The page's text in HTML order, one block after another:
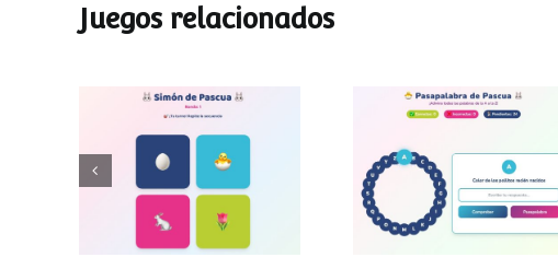
Juegos relacionados
Simon de Pascua
Pasapalabra de
Pascua